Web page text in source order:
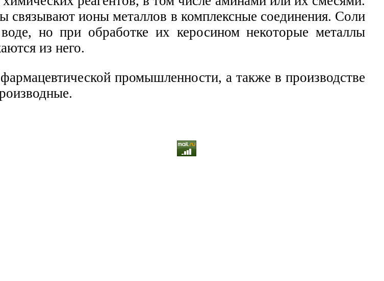
ионы металлов в комплексные соединения. Соли
но при обработке их керосином некоторые металлы
из него.
промышленности, а также в производстве